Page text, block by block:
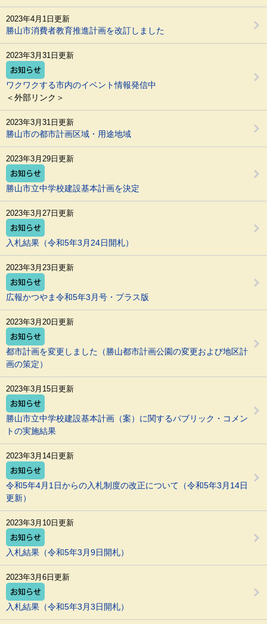
勝山市消費者教育推進計画を改訂しました
2023年4月1日更新
ワクワクする市内のイベント情報発信中
＜外部リンク＞
2023年3月31日更新
勝山市の都市計画区域・用途地域
2023年3月31日更新
勝山市立中学校建設基本計画を決定
2023年3月29日更新
入札結果（令和5年3月24日開札）
2023年3月27日更新
広報かつやま令和5年3月号・プラス版
2023年3月23日更新
都市計画を変更しました（勝山都市計画公園の変更および地区計
画の策定）
2023年3月20日更新
勝山市立中学校建設基本計画（案）に関するパブリック・コメン
トの実施結果
2023年3月15日更新
令和5年4月1日からの入札制度の改正について（令和5年3月14日
更新）
2023年3月14日更新
入札結果（令和5年3月9日開札）
2023年3月10日更新
入札結果（令和5年3月3日開札）
2023年3月6日更新